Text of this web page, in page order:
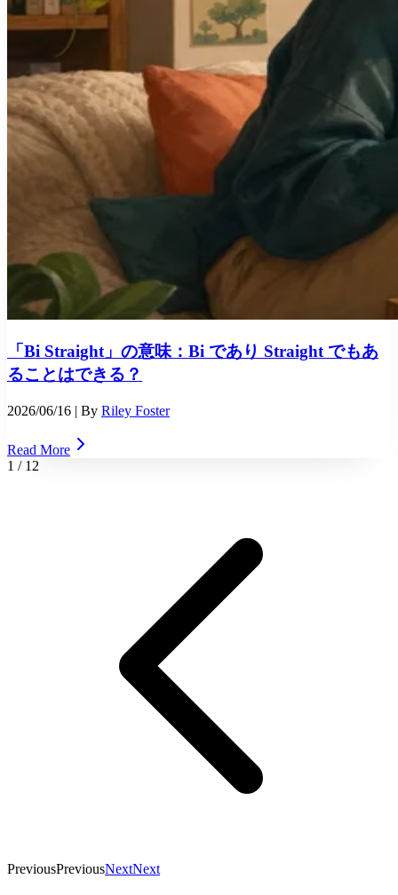
「Bi Straight」の意味：Bi であり Straight でもあ
ることはできる？
2026/06/16 | By Riley Foster
Read More
1 / 12
PreviousPreviousNextNext